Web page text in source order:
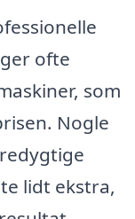
ofte
som
Nogle
lidt ekstra,